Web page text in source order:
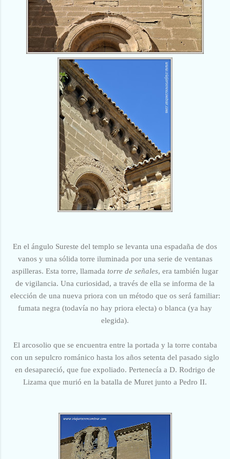
En el ángulo Sureste del templo se levanta una espadaña de dos
vanos y una sólida torre iluminada por una serie de ventanas
aspilleras. Esta torre, llamada torre de señales, era también lugar
de vigilancia. Una curiosidad, a través de ella se informa de la
elección de una nueva priora con un método que os será familiar:
fumata negra (todavía no hay priora electa) o blanca (ya hay
elegida).
El arcosolio que se encuentra entre la portada y la torre contaba
con un sepulcro románico hasta los años setenta del pasado siglo
en desapareció, que fue expoliado. Pertenecía a D. Rodrigo de
Lizama que murió en la batalla de Muret junto a Pedro II.